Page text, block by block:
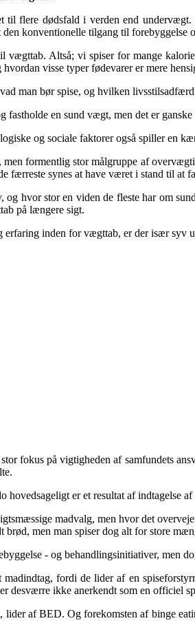
flere dødsfald i verden end
konventionelle tilgang til
Altså; vi spiser for mange
visse typer fødevarer er mere
man bør spise, og hvilken
en sund vægt, men det er
og sociale faktorer også spiller en
formentlig stor målgruppe af
færreste synes at have været i stand til at
hvor stor en viden de fleste har om
på længere sigt.
inden for vægttab, er der især syv
fokus på vigtigheden af samfundets
er et resultat af indtagelse
madvalg, men hvor det
men man spiser dog alt for store
- og behandlingsinitiativer, men
fordi de lider af en
desværre ikke anerkendt som en officiel
af BED. Og forekomsten af binge